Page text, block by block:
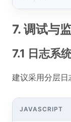
7. 调试与
7.1 日志系
建议采用分层日
JAVASCRIPT